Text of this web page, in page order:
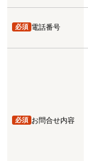
電話番号
必須
お問合せ内容
必須